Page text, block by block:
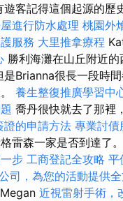
遊客記得這個起源的
進行防水處理 桃園外
服務 大里推拿療程
勝利海灘在山丘附近
Brianna很長一段時
養生整復推廣學習中
喬丹很快就去了那裡
證的申請方法 專業討債
雷森一家是否到達了。
步 工商登記全攻略 平
司，為您的活動提供
近視雷射手術，